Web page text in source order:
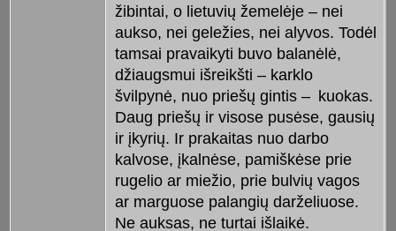
žibintai, o lietuvių žemelėje – nei
aukso, nei geležies, nei alyvos. Todėl
tamsai pravaikyti buvo balanėlė,
džiaugsmui išreikšti – karklo
švilpynė, nuo priešų gintis – kuokas.
Daug priešų ir visose pusėse, gausių
ir įkyrių. Ir prakaitas nuo darbo
kalvose, įkalnėse, pamiškėse prie
rugelio ar miežio, prie bulvių vagos
ar marguose palangių darželiuose.
Ne auksas, ne turtai išlaikė.